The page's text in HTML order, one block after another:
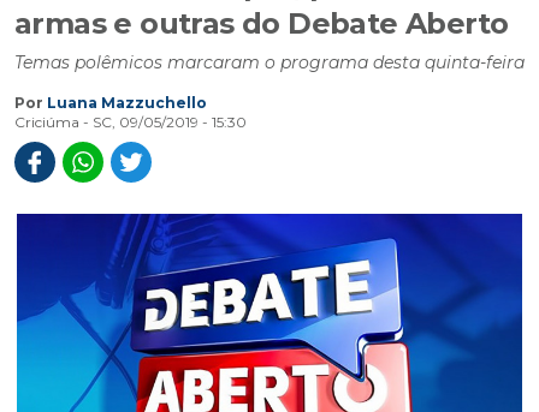
armas e outras do Debate Aberto
Temas polêmicos marcaram o programa desta quinta-feira
Por Luana Mazzuchello
Criciúma - SC, 09/05/2019 - 15:30